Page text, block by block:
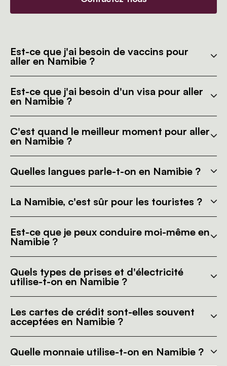
Est-ce que j'ai besoin de vaccins pour
aller en Namibie ?
Est-ce que j'ai besoin d'un visa pour aller
en Namibie ?
C'est quand le meilleur moment pour aller
en Namibie ?
Quelles langues parle-t-on en Namibie ?
La Namibie, c'est sûr pour les touristes ?
Est-ce que je peux conduire moi-même en
Namibie ?
Quels types de prises et d'électricité
utilise-t-on en Namibie ?
Les cartes de crédit sont-elles souvent
acceptées en Namibie ?
Quelle monnaie utilise-t-on en Namibie ?